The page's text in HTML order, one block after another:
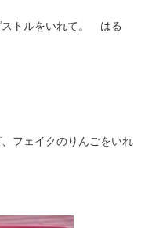
トルをいれて。 はる
フェイクのりんごをいれ